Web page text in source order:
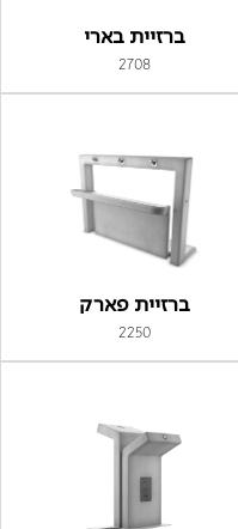
ברזיית בארי
2708
ברזיית פארק
2250